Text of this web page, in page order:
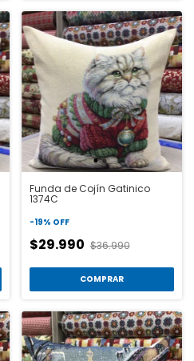
Funda de Cojín Gatinico
1374C
-19% OFF
$29.990 $36.990
COMPRAR